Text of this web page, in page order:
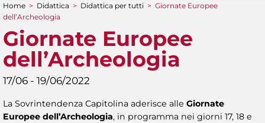
Tu sei qui
Home > Didattica > Didattica per tutti > Giornate Europee
dell’Archeologia
Giornate Europee
dell’Archeologia
17/06 - 19/06/2022
La Sovrintendenza Capitolina aderisce alle Giornate
Europee dell’Archeologia, in programma nei giorni 17, 18 e